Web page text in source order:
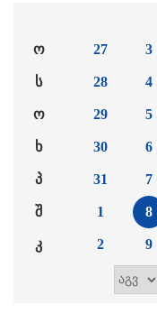
ო
ს
ო
ხ
პ
შ
კ
27
28
29
30
31
1
2
3
4
5
6
7
8
9